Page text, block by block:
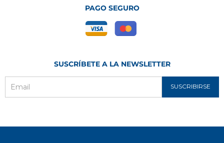
PAGO SEGURO
SUSCRÍBETE A LA NEWSLETTER
SUSCRIBIRSE